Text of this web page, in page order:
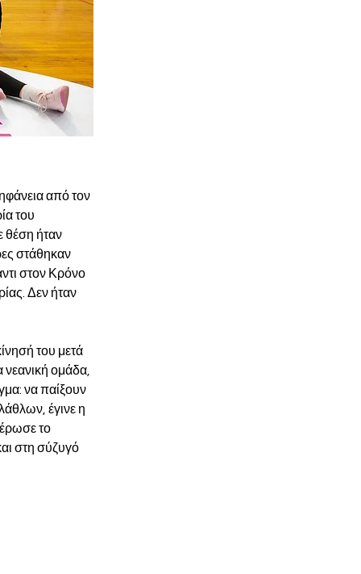
από τον
του
θέση ήταν
στάθηκαν
στον Κρόνο
Δεν ήταν
του μετά
νεανική ομάδα,
να παίξουν
έγινε η
το
στη σύζυγό